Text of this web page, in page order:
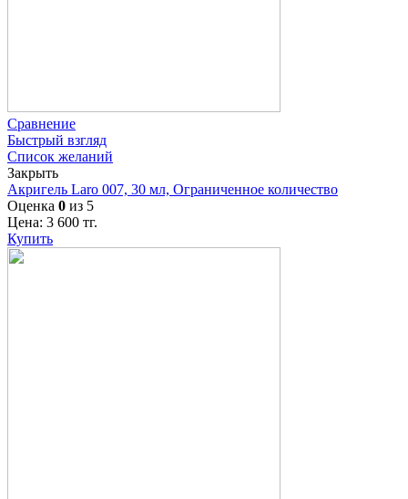
Сравнение
Быстрый взгляд
Список желаний
Закрыть
Акригель Laro 007, 30 мл, Ограниченное количество
Оценка 0 из 5
Цена: 3 600 тг.
Купить